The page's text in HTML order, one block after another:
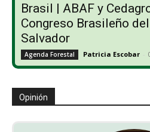
Brasil | ABAF y
Congreso Brasileño
Salvador
Agenda Forestal Patricia Escobar -
Opinión